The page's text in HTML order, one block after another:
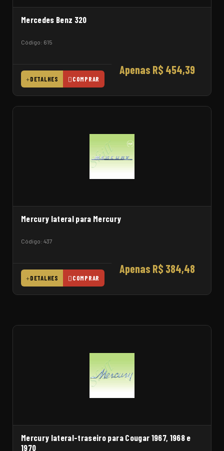
Mercedes Benz 320
Código: 615
Apenas R$ 454,39
DETALHES COMPRAR
Mercury lateral para Mercury
Código: 437
Apenas R$ 384,48
DETALHES COMPRAR
Mercury lateral-traseiro para Cougar 1967, 1968 e
1970